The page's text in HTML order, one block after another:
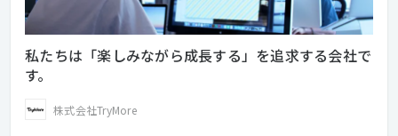
私たちは「楽しみながら成長する」を追求する会社で
す。
株式会社TryMore